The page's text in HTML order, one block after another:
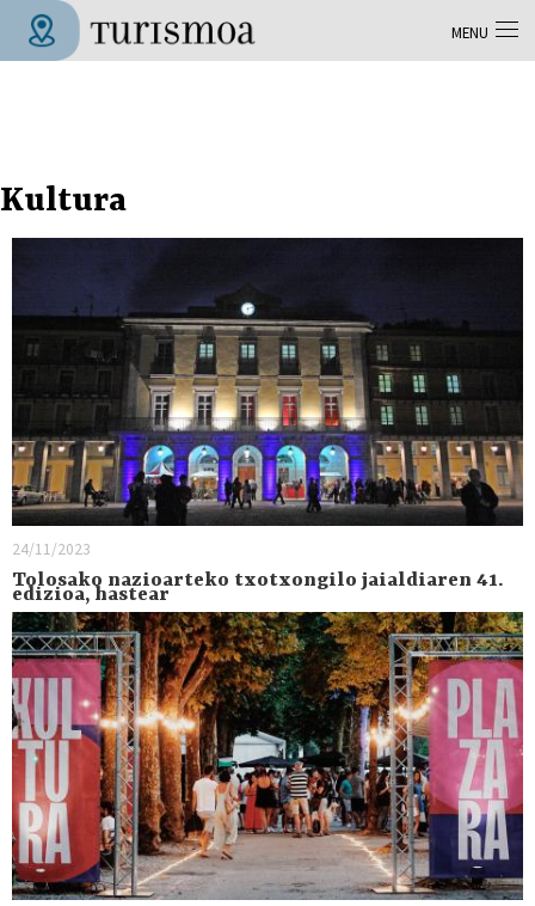
Aller au contenu principal
Kultura
24/11/2023
Tolosako nazioarteko txotxongilo jaialdiaren 41.
edizioa, hastear
MENU